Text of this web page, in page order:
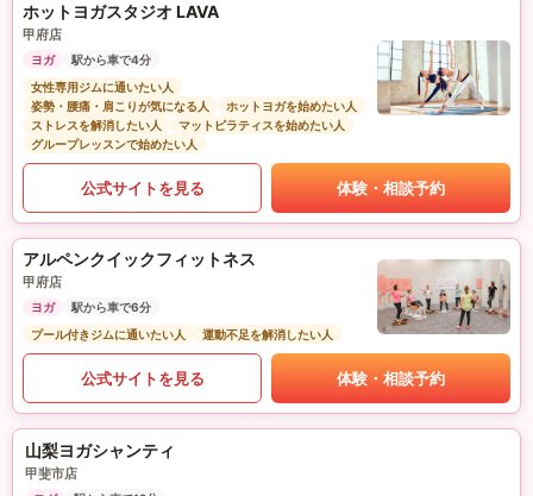
ホットヨガスタジオ LAVA
甲府店
ヨガ
駅から車で4分
女性専用ジムに通いたい人
姿勢・腰痛・肩こりが気になる人
ホットヨガを始めたい人
ストレスを解消したい人
マットピラティスを始めたい人
グループレッスンで始めたい人
公式サイトを見る 体験・相談予約
アルペンクイックフィットネス
甲府店
ヨガ
駅から車で6分
プール付きジムに通いたい人
運動不足を解消したい人
公式サイトを見る 体験・相談予約
山梨ヨガシャンティ
甲斐市店